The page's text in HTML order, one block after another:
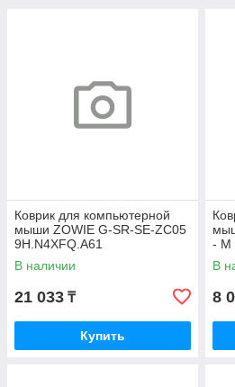
Коврик для компьютерной
мыши ZOWIE G-SR-SE-ZC05
9H.N4XFQ.A61
В наличии
21 033 ₸
Купить
- M
В
8